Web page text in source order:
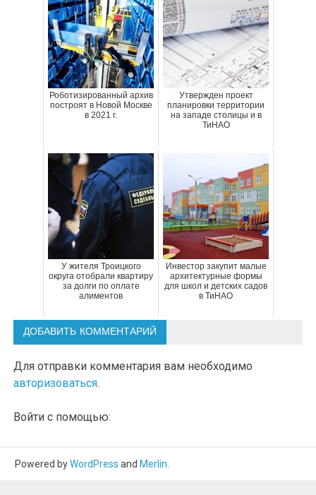
Роботизированный архив
построят в Новой Москве
в 2021 г.
Утвержден проект
планировки территории
на западе столицы и в
ТиНАО
У жителя Троицкого
округа отобрали квартиру
за долги по оплате
алиментов
Инвестор закупит малые
архитектурные формы
для школ и детских садов
в ТиНАО
ДОБАВИТЬ КОММЕНТАРИЙ
Для отправки комментария вам необходимо
авторизоваться.
Войти с помощью:
Powered byWordPress and Merlin